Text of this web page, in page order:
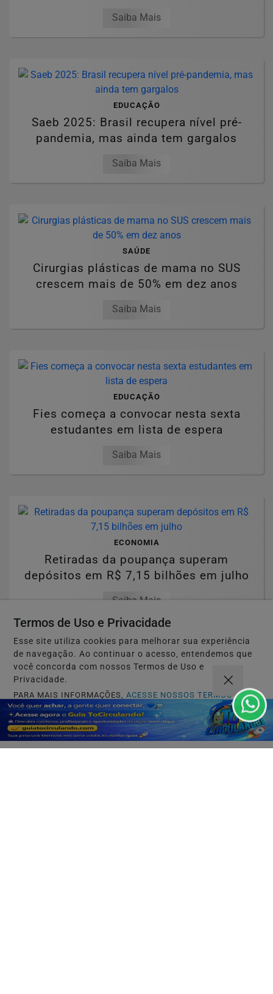
Saiba Mais
EDUCAÇÃO
Saeb 2025: Brasil recupera nível pré-
pandemia, mas ainda tem gargalos
Saiba Mais
SAÚDE
Cirurgias plásticas de mama no SUS
crescem mais de 50% em dez anos
Saiba Mais
EDUCAÇÃO
Fies começa a convocar nesta sexta
estudantes em lista de espera
Saiba Mais
ECONOMIA
Retiradas da poupança superam
depósitos em R$ 7,15 bilhões em julho
Saiba Mais
MAIS POSTAGENS
Termos de Uso e Privacidade
Esse site utiliza cookies para melhorar sua experiência
de navegação. Ao continuar o acesso, entendemos que
você concorda com nossos Termos de Uso e
Privacidade.
PARA MAIS INFORMAÇÕES,ACESSE NOSSOS TERMOS
CLICANDO AQUI
PROSSEGUIR